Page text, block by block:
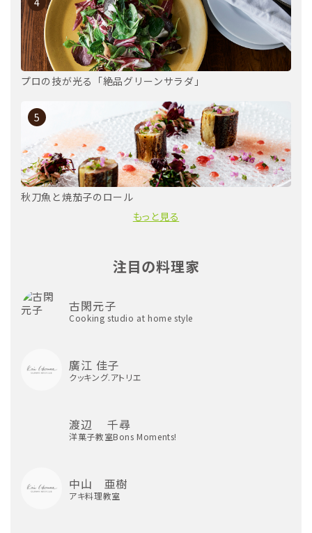
プロの技が光る「絶品グリーンサラダ」
5
秋刀魚と焼茄子のロール
もっと見る
注目の料理家
古閑元子
Cooking studio at home style
廣江 佳子
クッキング.アトリエ
渡辺 千尋
洋菓子教室Bons Moments!
中山 亜樹
アキ料理教室